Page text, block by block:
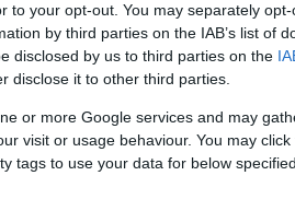
to your opt-out. You may separately
by third parties on the IAB’s list of
disclosed by us to third parties on the
disclose it to other third parties.
or more Google services and may
visit or usage behaviour. You may
tags to use your data for below
mirtilli